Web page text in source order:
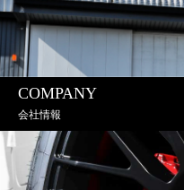
COMPANY
会社情報